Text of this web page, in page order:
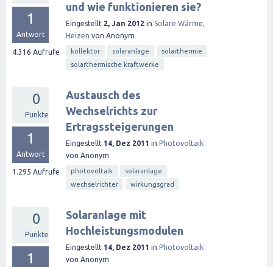
1
Antwort
4.316 Aufrufe
und wie funktionieren sie?
Eingestellt 2, Jan 2012 in Solare Wärme,
Heizen von Anonym
kollektor solaranlage
solarthermie
solarthermische kraftwerke
0
Punkte
1
Antwort
1.295 Aufrufe
Austausch des
Wechselrichts zur
Ertragssteigerungen
Eingestellt 14, Dez 2011 in Photovoltaik
von Anonym
photovoltaik
solaranlage
wechselrichter
wirkungsgrad
0
Punkte
1
Solaranlage mit
Hochleistungsmodulen
Eingestellt 14, Dez 2011 in Photovoltaik
von Anonym